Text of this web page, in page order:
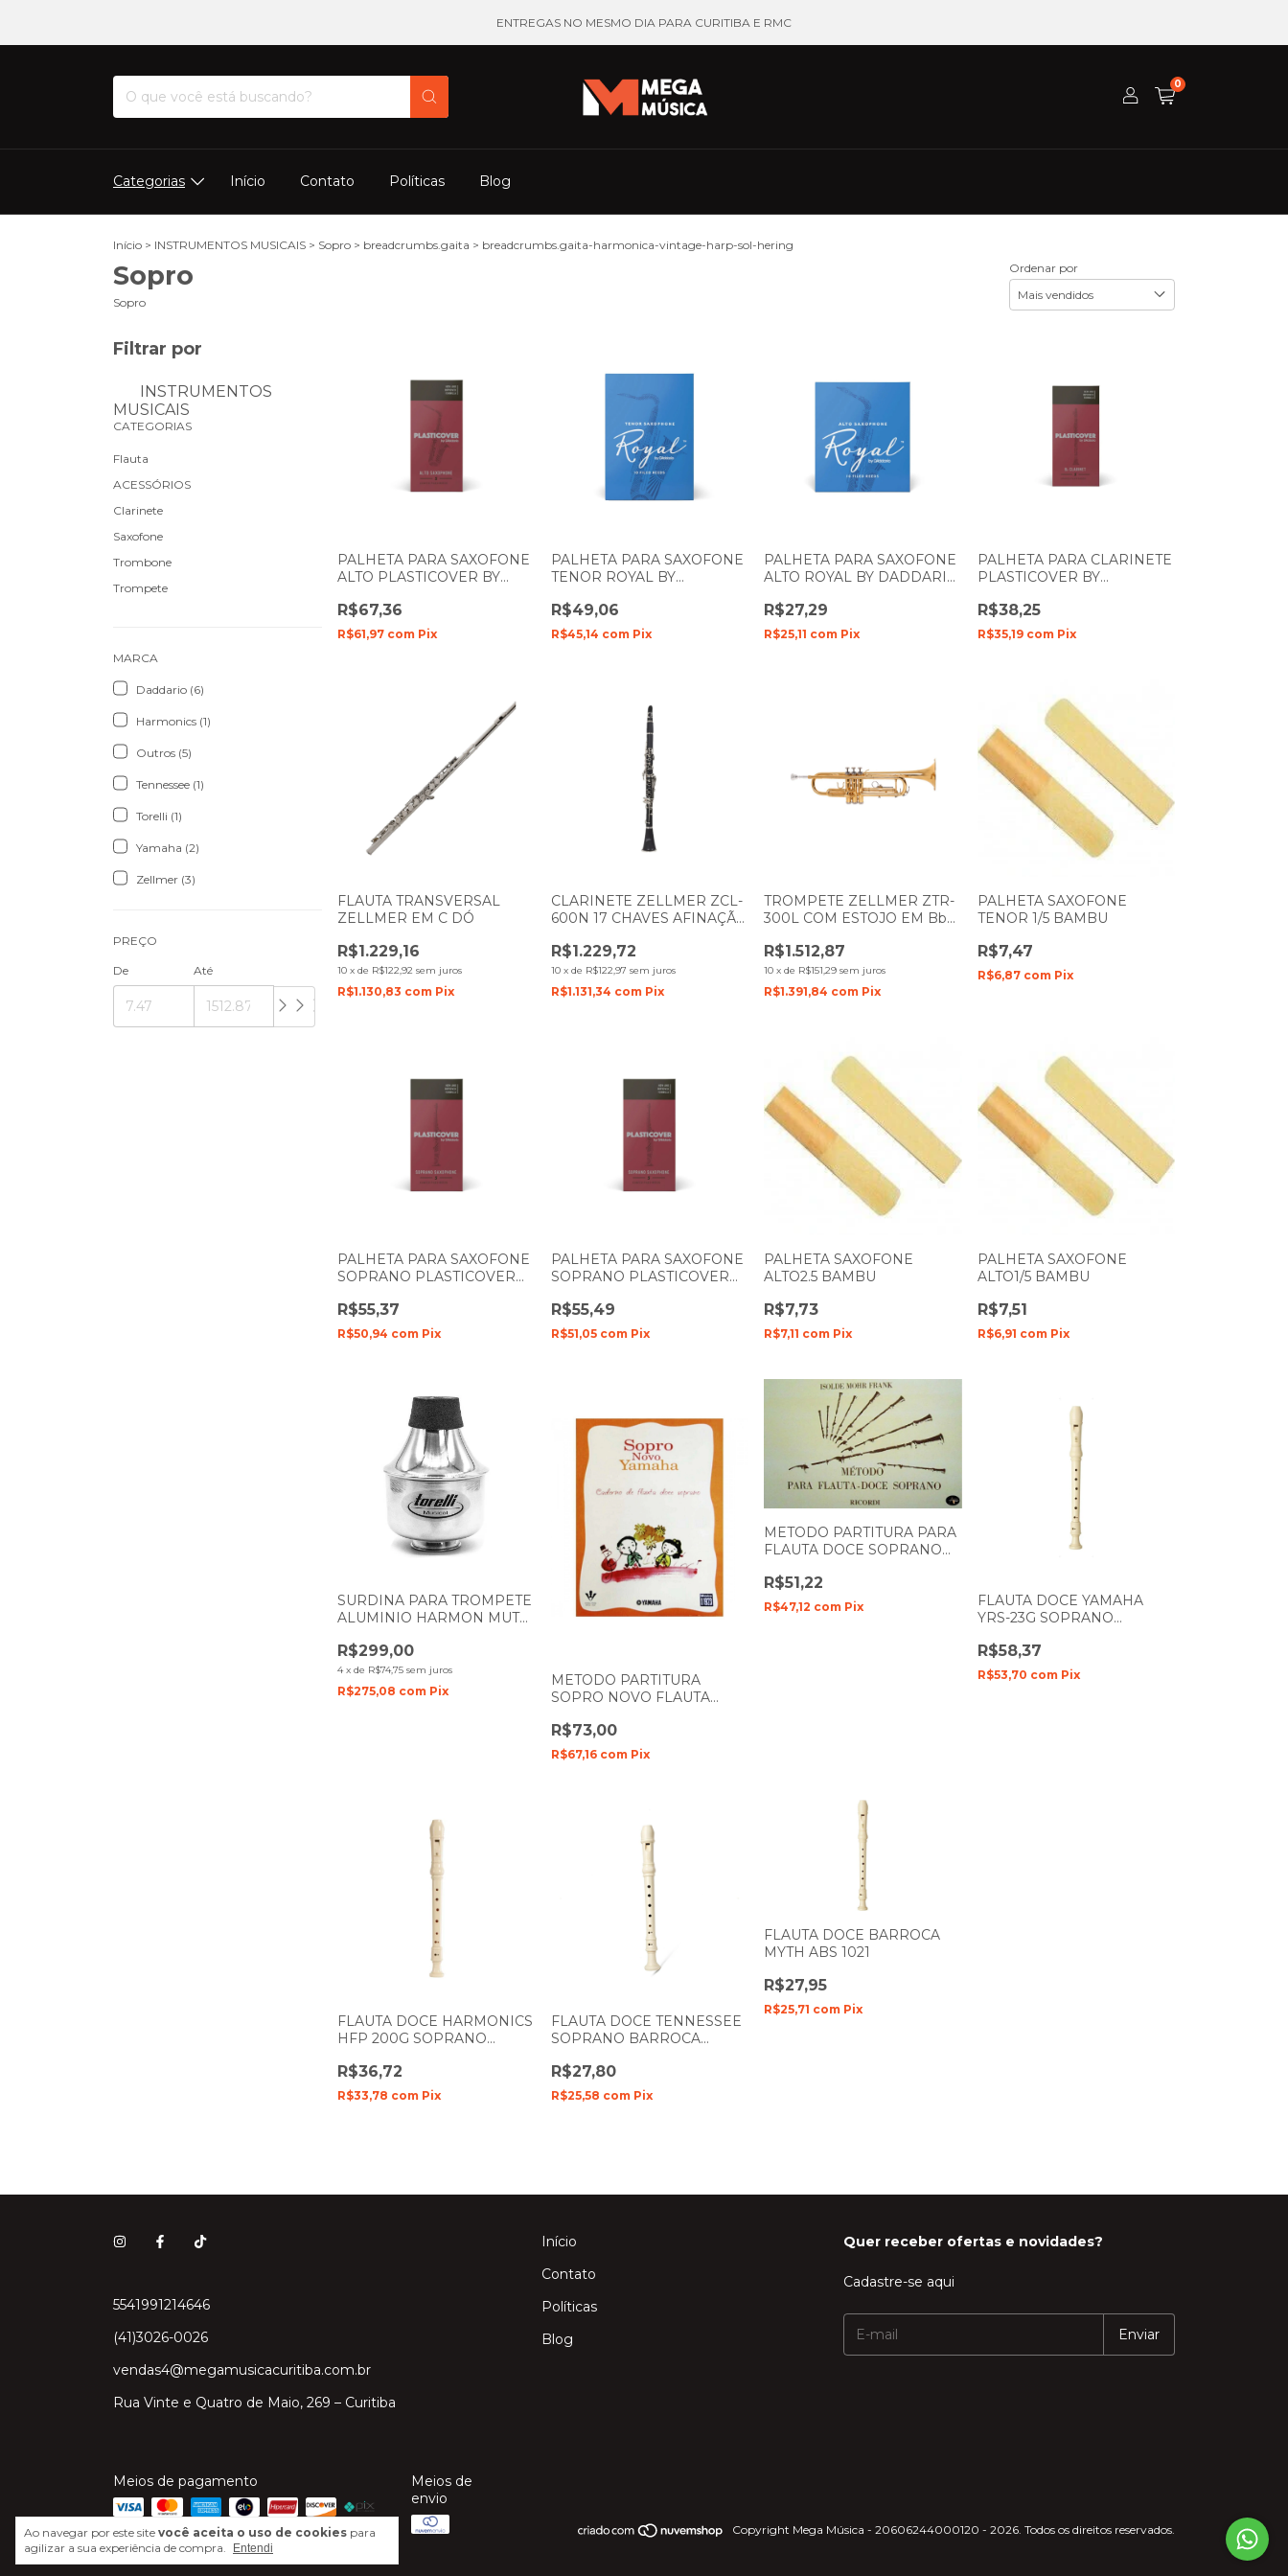
ENTREGAS NO MESMO DIA PARA CURITIBA E RMC
0
Categorias Início Contato Políticas Blog
Ao navegar por este site você aceita o uso de cookies para
agilizar a sua experiência de compra.
Entendi
Início > INSTRUMENTOS MUSICAIS > Sopro > breadcrumbs.gaita > breadcrumbs.gaita-harmonica-vintage-harp-sol-hering
Sopro
Sopro
Ordenar por
Filtrar por
INSTRUMENTOS
MUSICAIS
CATEGORIAS
Flauta
ACESSÓRIOS
Clarinete
Saxofone
Trombone
Trompete
MARCA
Daddario (6)
Harmonics (1)
Outros (5)
Tennessee (1)
Torelli (1)
Yamaha (2)
Zellmer (3)
PREÇO
De Até
PALHETA PARA SAXOFONE
ALTO PLASTICOVER BY
N-1.5
R$67,36
R$61,97 com Pix
PALHETA PARA SAXOFONE
TENOR ROYAL BY
R$49,06
R$45,14 com Pix
PALHETA PARA SAXOFONE
ALTO ROYAL BY DADDARIO
R$27,29
R$25,11 com Pix
PALHETA PARA CLARINETE
PLASTICOVER BY
RRP05BCL100
R$38,25
R$35,19 com Pix
FLAUTA TRANSVERSAL
ZELLMER EM C DÓ
R$1.229,16
10 xde R$122,92 sem juros
R$1.130,83 com Pix
CLARINETE ZELLMER ZCL-
600N 17 CHAVES AFINAÇÃO
R$1.229,72
10 x de R$122,97 sem juros
R$1.131,34 com Pix
TROMPETE ZELLMER ZTR-
300L COM ESTOJO EM Bb
R$1.512,87
10 xde R$151,29 sem juros
R$1.391,84 com Pix
PALHETA SAXOFONE
TENOR 1/5 BAMBU
R$7,47
R$6,87 com Pix
PALHETA PARA SAXOFONE
SOPRANO PLASTICOVER
RRP05SSX200 N-2
R$55,37
R$50,94 com Pix
PALHETA PARA SAXOFONE
SOPRANO PLASTICOVER
RRP05SSX150 N-1.5
R$55,49
R$51,05 com Pix
PALHETA SAXOFONE
ALTO2.5 BAMBU
R$7,73
R$7,11 com Pix
PALHETA SAXOFONE
ALTO1/5 BAMBU
R$7,51
R$6,91 com Pix
SURDINA PARA TROMPETE
ALUMINIO HARMON MUTE
R$299,00
4 xde R$74,75 sem juros
R$275,08 com Pix
METODO PARTITURA
SOPRO NOVO FLAUTA
379- M
R$73,00
R$67,16 com Pix
METODO PARTITURA PARA
FLAUTA DOCE SOPRANO
R$51,22
R$47,12 com Pix
FLAUTA DOCE YAMAHA
YRS-23G SOPRANO
R$58,37
R$53,70 com Pix
FLAUTA DOCE HARMONICS
HFP 200G SOPRANO
R$36,72
R$33,78 com Pix
FLAUTA DOCE TENNESSEE
SOPRANO BARROCA
R$27,80
R$25,58 com Pix
FLAUTA DOCE BARROCA
MYTH ABS 1021
R$27,95
R$25,71 com Pix
5541991214646
(41)3026-0026
vendas4@megamusicacuritiba.com.br
Rua Vinte e Quatro de Maio, 269 – Curitiba
Início
Contato
Políticas
Blog
Quer receber ofertas e novidades?
Cadastre-se aqui
Meios de pagamento
Meios de
envio
Copyright Mega Música - 20606244000120 - 2026. Todos os direitos reservados.